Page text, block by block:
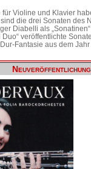
für Violine und Klavier
die drei Sonaten des
Diabelli als
veröffentlichte
Fantasie aus dem Jahr